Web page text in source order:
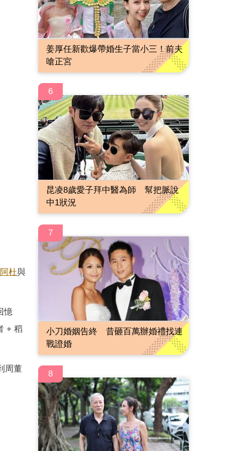
阿杜與
憶
+ 稻
周董
姜厚任新歡爆帶婚生子當小三！前夫
嗆正宮
6
昆凌8歲愛子拜中醫為師 幫把脈說
中1狀況
7
小刀婚姻告終 昔砸百萬辦婚禮找連
戰證婚
8